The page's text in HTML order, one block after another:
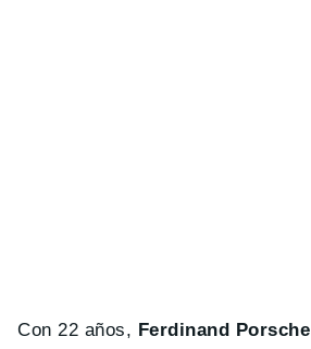
Con 22 años, Ferdinand Porsche